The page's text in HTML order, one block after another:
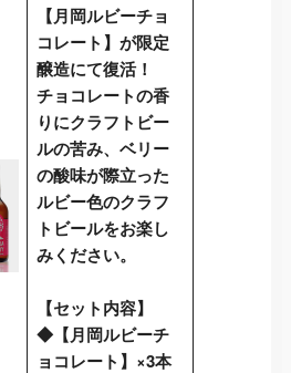
【月岡ルビーチョ
コレート】が限定
醸造にて復活！
チョコレートの香
りにクラフトビー
ルの苦み、ベリー
の酸味が際立った
ルビー色のクラフ
トビールをお楽し
みください。
【セット内容】
◆【月岡ルビーチ
ョコレート】×3本